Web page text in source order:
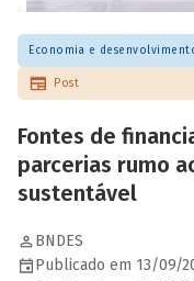
Economia e
Post
Fontes de
parcerias rumo
sustentável
BNDES
Publicado em 13/09/